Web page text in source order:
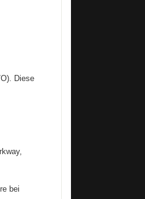
Diese
bei